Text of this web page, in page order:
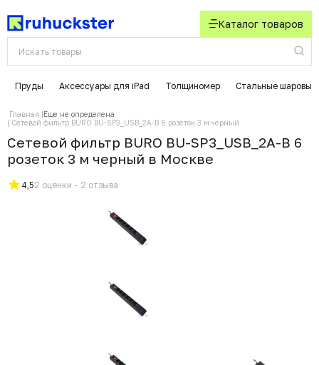
Каталог товаров
Пруды Аксессуары для iPad Толщиномер Стальные шаровые
Главная
Еще не определена
Сетевой фильтр BURO BU-SP3_USB_2A-B 6 розеток 3 м черный
Сетевой фильтр BURO BU-SP3_USB_2A-B 6
розеток 3 м черный в Москвe
4,52 оценки - 2 отзыва